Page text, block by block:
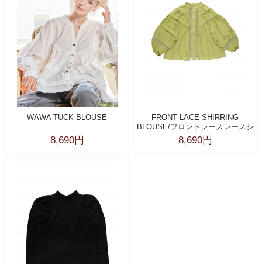
WAWA TUCK BLOUSE
8,690円
FRONT LACE SHIRRING
BLOUSE/フロントレースレースシ
ャーリングブラウス
8,690円